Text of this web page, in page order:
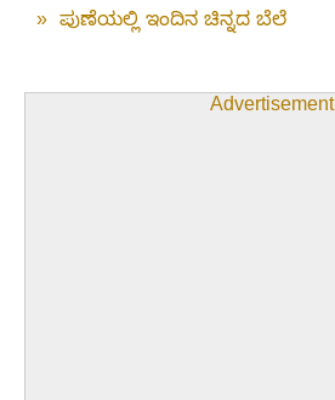
» ಪುಣೆಯಲ್ಲಿ ಇಂದಿನ ಚಿನ್ನದ ಬೆಲೆ
Advertisement